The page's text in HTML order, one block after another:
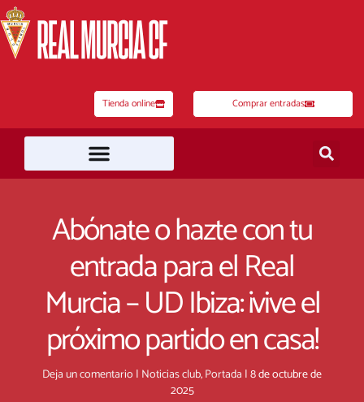
al
contenido
Tienda online Comprar entradas
Abónate o hazte con tu
entrada para el Real
Murcia – UD Ibiza: ¡vive el
próximo partido en casa!
Deja un comentario | Noticias club,Portada |8 de octubre de
2025